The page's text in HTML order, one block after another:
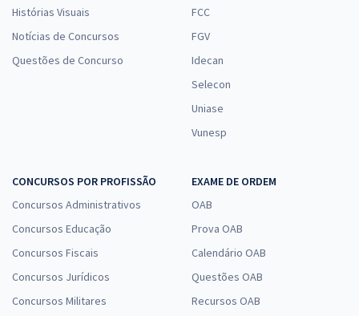
Histórias Visuais
Notícias de Concursos
Questões de Concurso
FCC
FGV
Idecan
Selecon
Uniase
Vunesp
CONCURSOS POR PROFISSÃO
Concursos Administrativos
Concursos Educação
Concursos Fiscais
Concursos Jurídicos
Concursos Militares
EXAME DE ORDEM
OAB
Prova OAB
Calendário OAB
Questões OAB
Recursos OAB